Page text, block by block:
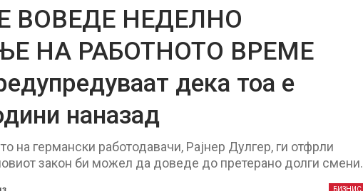
ВОВЕДЕ НЕДЕЛНО
НА РАБОТНОТО ВРЕМЕ
дека тоа е
наназад
на германски работодавачи, Рајнер Дулгер, ги отфрли
закон би можел да доведе до претерано долги смени.
БИЗНИС